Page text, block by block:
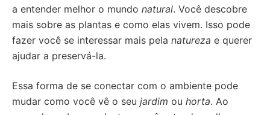
a entender melhor o mundo natural. Você descobre
mais sobre as plantas e como elas vivem. Isso pode
fazer você se interessar mais pela natureza e querer
ajudar a preservá-la.
Essa forma de se conectar com o ambiente pode
mudar como você vê o seu jardim ou horta. Ao